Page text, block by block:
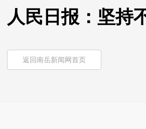
人民日报：坚持
返回南岳新闻网首页